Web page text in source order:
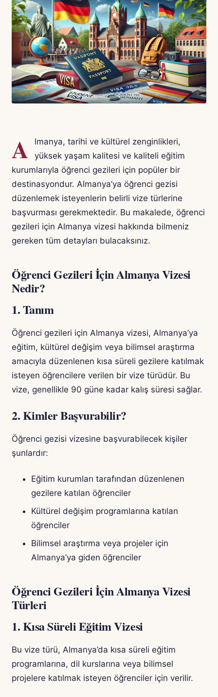
A
lmanya, tarihi ve kültürel zenginlikleri,
yüksek yaşam kalitesi ve kaliteli eğitim
kurumlarıyla öğrenci gezileri için popüler bir
destinasyondur. Almanya’ya öğrenci gezisi
düzenlemek isteyenlerin belirli vize türlerine
başvurması gerekmektedir. Bu makalede, öğrenci
gezileri için Almanya vizesi hakkında bilmeniz
gereken tüm detayları bulacaksınız.
Öğrenci Gezileri İçin Almanya Vizesi
Nedir?
1. Tanım
Öğrenci gezileri için Almanya vizesi, Almanya’ya
eğitim, kültürel değişim veya bilimsel araştırma
amacıyla düzenlenen kısa süreli gezilere katılmak
isteyen öğrencilere verilen bir vize türüdür. Bu
vize, genellikle 90 güne kadar kalış süresi sağlar.
2. Kimler Başvurabilir?
Öğrenci gezisi vizesine başvurabilecek kişiler
şunlardır:
Eğitim kurumları tarafından düzenlenen
gezilere katılan öğrenciler
Kültürel değişim programlarına katılan
öğrenciler
Bilimsel araştırma veya projeler için
Almanya’ya giden öğrenciler
Öğrenci Gezileri İçin Almanya Vizesi
Türleri
1. Kısa Süreli Eğitim Vizesi
Bu vize türü, Almanya’da kısa süreli eğitim
programlarına, dil kurslarına veya bilimsel
projelere katılmak isteyen öğrenciler için verilir.